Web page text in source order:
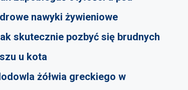
nawyki żywieniowe
skutecznie pozbyć się brudnych
u kota
żółwia greckiego w